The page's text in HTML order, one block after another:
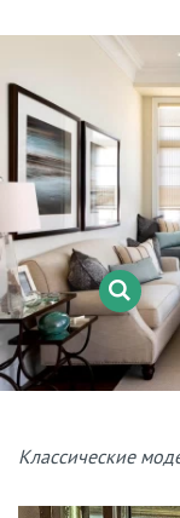
Классические